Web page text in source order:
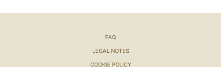
FAQ
LEGAL NOTES
COOKIE POLICY